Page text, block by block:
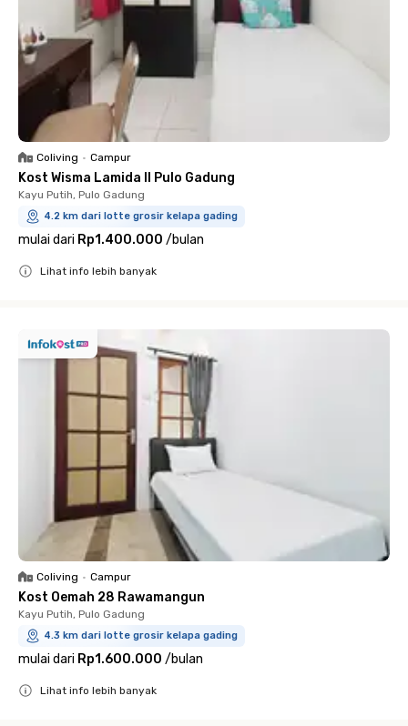
Coliving • Campur
Kost Wisma Lamida II Pulo Gadung
Kayu Putih, Pulo Gadung
4.2 km dari lotte grosir kelapa gading
mulai dari Rp1.400.000 /bulan
Lihat info lebih banyak
Coliving • Campur
Kost Oemah 28 Rawamangun
Kayu Putih, Pulo Gadung
4.3 km dari lotte grosir kelapa gading
mulai dari Rp1.600.000 /bulan
Lihat info lebih banyak